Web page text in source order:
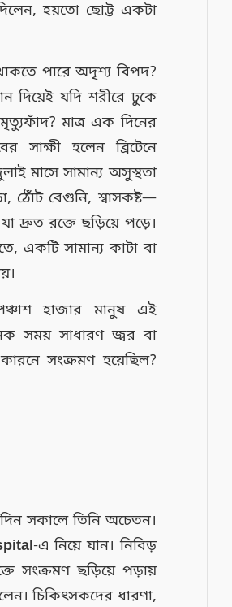
হয়তো ছোট্ট একটা
পারে অদৃশ্য বিপদ?
দিয়েই যদি শরীরে ঢুকে
মাত্র এক দিনের
হলেন ব্রিটেনে
মাসে সামান্য অসুস্থতা
ঠোঁট বেগুনি, শ্বাসকষ্ট—
দ্রুত রক্তে ছড়িয়ে পড়ে।
একটি সামান্য কাটা বা
পঞ্চাশ হাজার মানুষ এই
সময় সাধারণ জ্বর বা
সংক্রমণ হয়েছিল?
সকালে তিনি অচেতন।
-এ নিয়ে যান। নিবিড়
সংক্রমণ ছড়িয়ে পড়ায়
চিকিৎসকদের ধারণা,